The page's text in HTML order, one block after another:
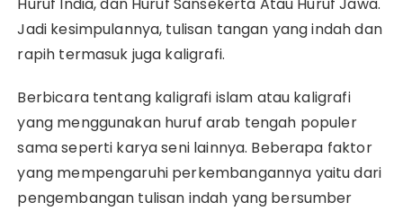
Jadi kesimpulannya, tulisan tangan yang indah dan
rapih termasuk juga kaligrafi.
Berbicara tentang kaligrafi islam atau kaligrafi
yang menggunakan huruf arab tengah populer
sama seperti karya seni lainnya. Beberapa faktor
yang mempengaruhi perkembangannya yaitu dari
pengembangan tulisan indah yang bersumber